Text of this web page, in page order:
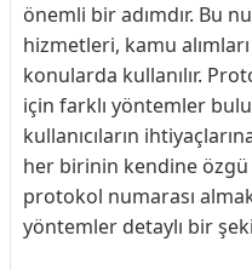
önemli bir adımdır. Bu
hizmetleri, kamu
konularda kullanılır.
için farklı yöntemler
kullanıcıların
her birinin kendine özgü
protokol numarası
yöntemler detaylı bir